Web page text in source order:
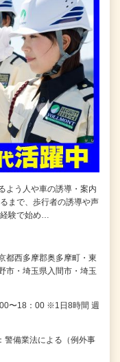
よう人や車の誘導・案内
まで、歩行者の誘導や声
験で始め…
都西多摩郡奥多摩町・東
市・埼玉県入間市・埼玉
〜18：00 ※1日8時間 週
備業法による（例外事